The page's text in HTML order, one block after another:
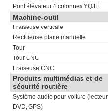
Pont élévateur 4 colonnes YQJF
Machine-outil
Fraiseuse verticale
Rectifieuse plane manuelle
Tour
Tour CNC
Fraiseuse CNC
Produits multimédias et de
sécurité routière
Système audio pour voiture (lecteur
DVD, GPS)